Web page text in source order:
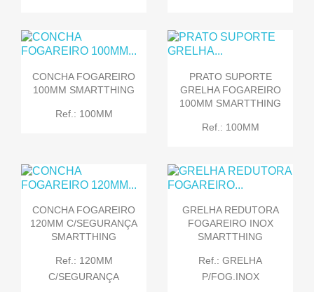
CONCHA FOGAREIRO
100MM SMARTTHING
Ref.: 100MM
PRATO SUPORTE
GRELHA FOGAREIRO
100MM SMARTTHING
Ref.: 100MM
CONCHA FOGAREIRO
120MM C/SEGURANÇA
SMARTTHING
Ref.: 120MM
C/SEGURANÇA
GRELHA REDUTORA
FOGAREIRO INOX
SMARTTHING
Ref.: GRELHA
P/FOG.INOX